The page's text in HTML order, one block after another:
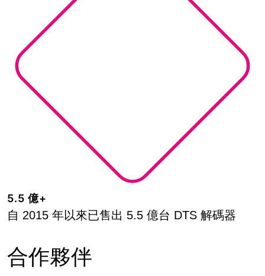
5.5 億+
自 2015 年以來已售出 5.5 億台 DTS 解碼器
合作夥伴